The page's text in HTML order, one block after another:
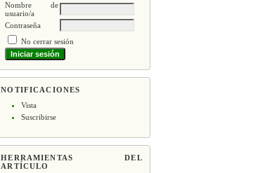
Nombre de
usuario/a
Contraseña
No cerrar sesión
NOTIFICACIONES
Vista
Suscribirse
HERRAMIENTAS DEL
ARTÍCULO